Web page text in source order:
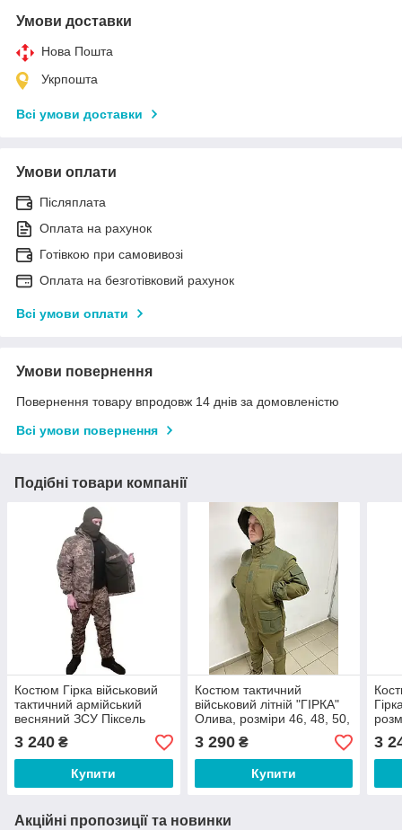
Умови доставки
Нова Пошта
Укрпошта
Всі умови доставки
Умови оплати
Післяплата
Оплата на рахунок
Готівкою при самовивозі
Оплата на безготівковий рахунок
Всі умови оплати
Умови повернення
Повернення товару впродовж 14 днів за домовленістю
Всі умови повернення
Подібні товари компанії
Костюм Гірка військовий
тактичний армійський
весняний ЗСУ Піксель
розмір 46, 48, 50, 52, 54,
56
3 240 ₴
Купити
Костюм тактичний
військовий літній "ГІРКА"
Олива, розміри 46, 48, 50,
52, 54, 56
3 290₴
Купити
3
Акційні пропозиції та новинки